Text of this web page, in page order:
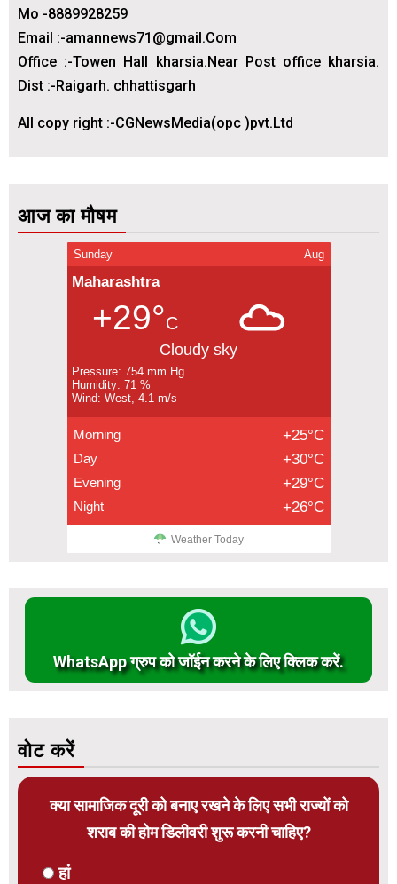
Mo -8889928259
Email :-amannews71@gmail.Com
Office :-Towen Hall kharsia.Near Post office kharsia.
Dist :-Raigarh. chhattisgarh
All copy right :-CGNewsMedia(opc )pvt.Ltd
आज का मौषम
Sunday Aug
Maharashtra
+29°C
Cloudy sky
Pressure: 754 mm Hg
Humidity: 71 %
Wind: West, 4.1 m/s
Morning +25°C
Day +30°C
Evening +29°C
Night +26°C
Weather Today
WhatsApp ग्रुप को जॉईन करने के लिए क्लिक करें.
वोट करें
क्या सामाजिक दूरी को बनाए रखने के लिए सभी राज्यों को
शराब की होम डिलीवरी शुरू करनी चाहिए?
हां